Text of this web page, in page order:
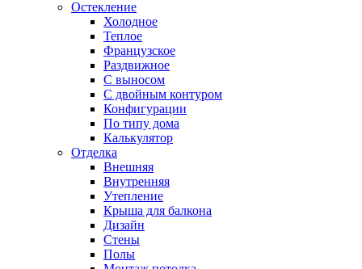
Остекление
Холодное
Теплое
Французское
Раздвижное
С выносом
С двойным контуром
Конфигурации
По типу дома
Калькулятор
Отделка
Внешняя
Внутренняя
Утепление
Крыша для балкона
Дизайн
Стены
Полы